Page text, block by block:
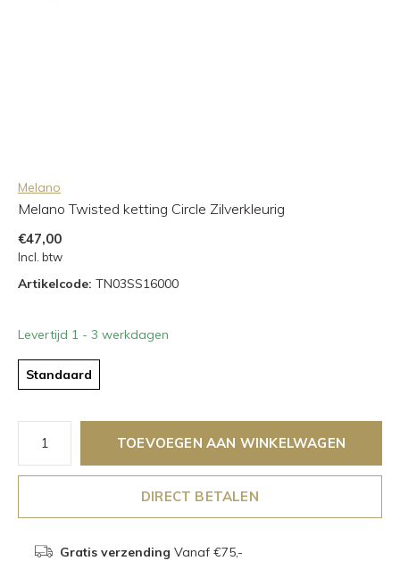
Melano
Melano Twisted ketting Circle Zilverkleurig
€47,00
Incl. btw
Artikelcode: TN03SS16000
Levertijd 1 - 3 werkdagen
Standaard
TOEVOEGEN AAN WINKELWAGEN
DIRECT BETALEN
Gratis verzending Vanaf €75,-